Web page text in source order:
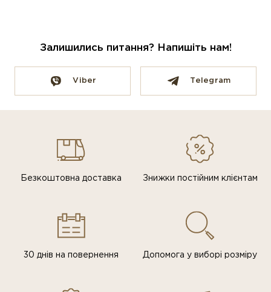
Залишились питання? Напишіть нам!
Viber Telegram
Безкоштовна доставка Знижки постiйним клiєнтам
30 днів на повернення Допомога у виборі розміру